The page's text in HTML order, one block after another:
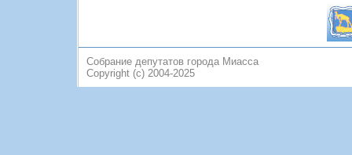
Собрание депутатов города Миасса
Copyright (c) 2004-2025